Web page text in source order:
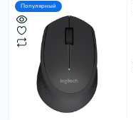
Популярный